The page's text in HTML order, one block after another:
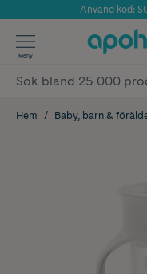
Årets
Använd kod:
✓
Meny
Hem Baby, barn &